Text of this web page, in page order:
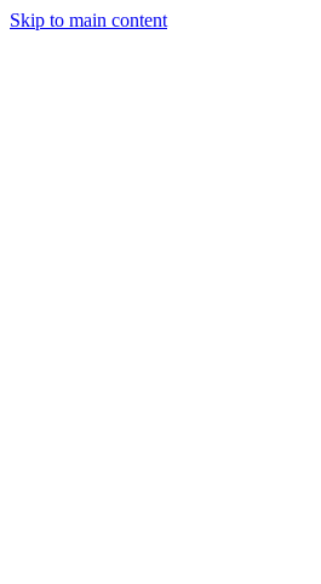
Skip to main content